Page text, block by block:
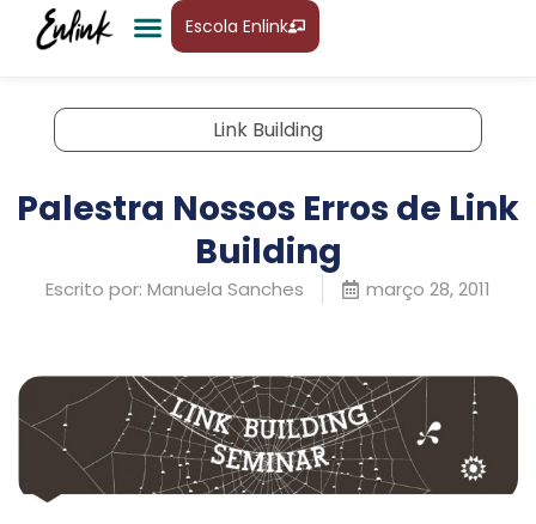
Escola Enlink
Link Building
Palestra Nossos Erros de Link
Building
Escrito por: Manuela Sanches março 28, 2011